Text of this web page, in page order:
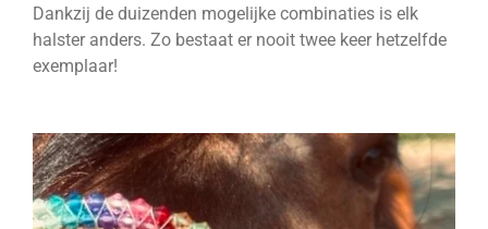
Dankzij de duizenden mogelijke combinaties is elk
halster anders. Zo bestaat er nooit twee keer hetzelfde
exemplaar!